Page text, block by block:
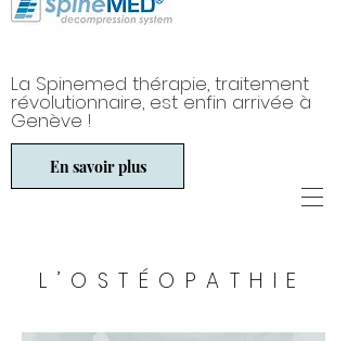
La Spinemed thérapie, traitement
révolutionnaire, est enfin arrivée à
Genève !
En savoir plus
L’OSTÉOPATHIE